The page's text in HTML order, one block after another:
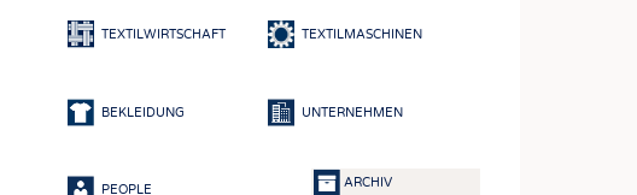
FASERN
GEWEBE
TEXTILWIRTSCHAFT TEXTILMASCHINEN
BEKLEIDUNG UNTERNEHMEN
PEOPLE ARCHIV